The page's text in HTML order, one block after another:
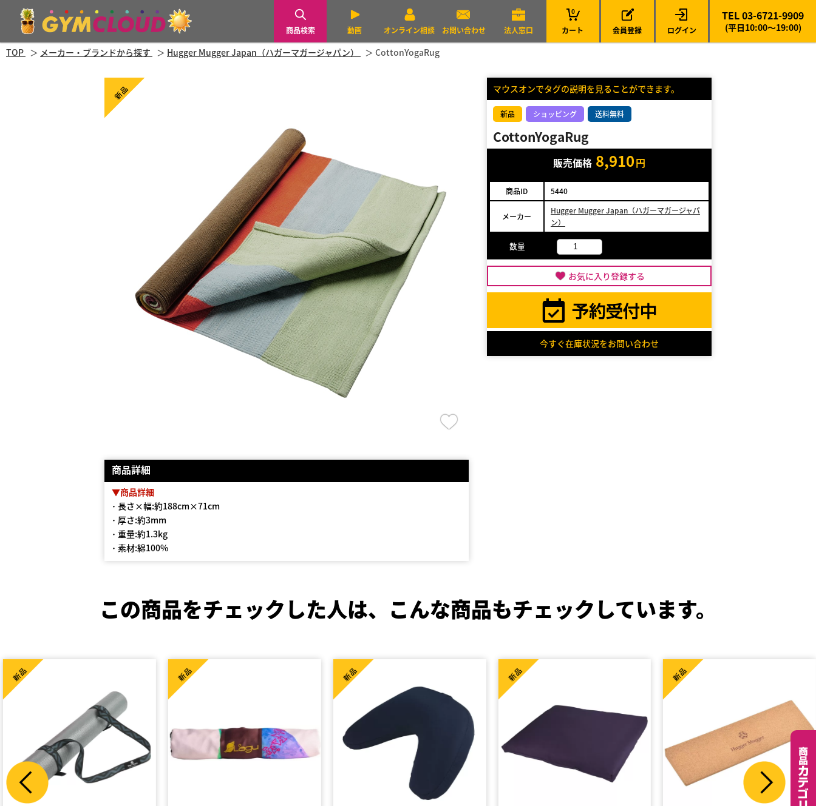
商品検索 動画 オンライン相談 お問い合わせ 法人窓口 カート
0
会員登録 ログイン
TEL 03-6721-9909
(平日10:00～19:00)
TOP メーカー・ブランドから探す Hugger Mugger Japan（ハガーマガージャパン） CottonYogaRug
新品
商品詳細
▼商品詳細
･ 長さ×幅:約188cm×71cm
･ 厚さ:約3mm
･ 重量:約1.3kg
･ 素材:綿100%
マウスオンでタグの説明を見ることができます。
新品 ショッピング 送料無料
CottonYogaRug
販売価格 8,910円
商品ID 5440
メーカー
Hugger Mugger Japan（ハガーマガージャパ
ン）
数量
お気に入り登録する
今すぐ在庫状況をお問い合わせ
この商品をチェックした人は、 こんな商品もチェックしています。
新品 新品 新品 新品 新品